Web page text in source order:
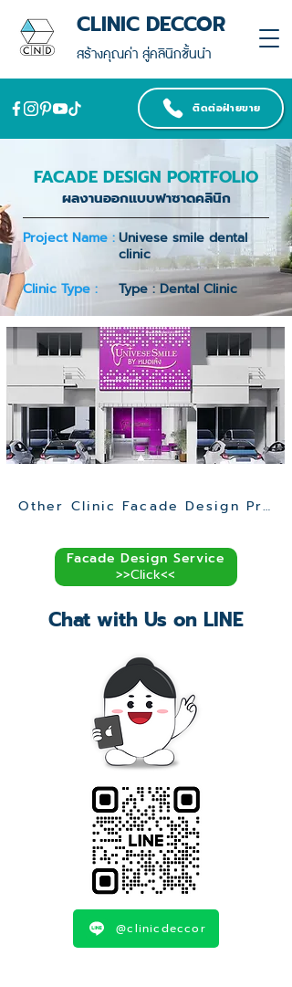
สร้างคุณค่า สู่คลินิกชั้นนำ
CLINIC DECCOR
ติดต่อฝ่ายขาย
FACADE DESIGN PORTFOLIO
ผลงานออกแบบฟาซาดคลินิก
Project Name :Univese smile dental
clinic
Clinic Type :
Type : Dental Clinic
Other Clinic Facade Design Projects >>
Facade Design Service
>>Click<<
Chat with Us on LINE
@clinicdeccor